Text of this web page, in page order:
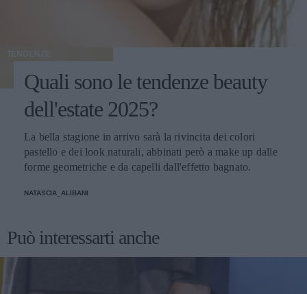
TENDENZE
Quali sono le tendenze beauty
dell'estate 2025?
La bella stagione in arrivo sarà la rivincita dei colori
pastello e dei look naturali, abbinati però a make up dalle
forme geometriche e da capelli dall'effetto bagnato.
NATASCIA_ALIBANI
Può interessarti anche